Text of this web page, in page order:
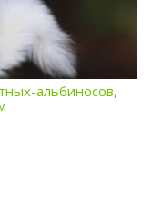
альбиносов,